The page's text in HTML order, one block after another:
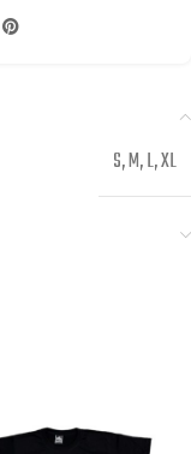
S,M,L,XL